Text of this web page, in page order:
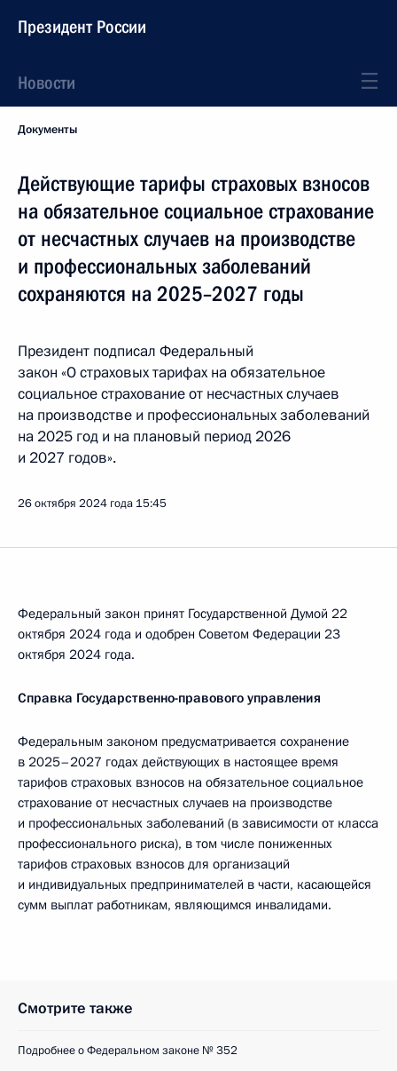
Президент России
Новости
Документы
Действующие тарифы страховых взносов
на обязательное социальное страхование
от несчастных случаев на производстве
и профессиональных заболеваний
сохраняются на 2025–2027 годы
Президент подписал Федеральный
закон «О страховых тарифах на обязательное
социальное страхование от несчастных случаев
на производстве и профессиональных заболеваний
на 2025 год и на плановый период 2026
и 2027 годов».
26 октября 2024 года 15:45
Федеральный закон принят Государственной Думой 22
октября 2024 года и одобрен Советом Федерации 23
октября 2024 года.
Справка Государственно-правового управления
Федеральным законом предусматривается сохранение
в 2025–2027 годах действующих в настоящее время
тарифов страховых взносов на обязательное социальное
страхование от несчастных случаев на производстве
и профессиональных заболеваний (в зависимости от класса
профессионального риска), в том числе пониженных
тарифов страховых взносов для организаций
и индивидуальных предпринимателей в части, касающейся
сумм выплат работникам, являющимся инвалидами.
Смотрите также
Подробнее о Федеральном законе № 352